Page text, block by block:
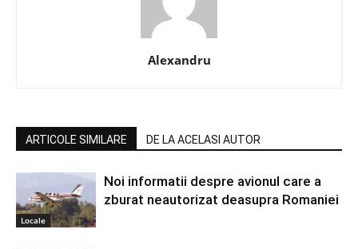
Alexandru
ARTICOLE SIMILARE DE LA ACELASI AUTOR
Locale
Noi informatii despre avionul care a
zburat neautorizat deasupra Romaniei